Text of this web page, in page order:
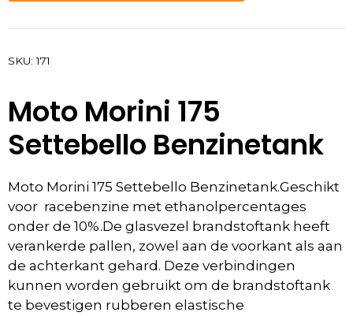
SKU:171
Moto Morini 175
Settebello Benzinetank
Moto Morini 175 Settebello Benzinetank.Geschikt
voor racebenzine met ethanolpercentages
onder de 10%.De glasvezel brandstoftank heeft
verankerde pallen, zowel aan de voorkant als aan
de achterkant gehard. Deze verbindingen
kunnen worden gebruikt om de brandstoftank
te bevestigen rubberen elastische